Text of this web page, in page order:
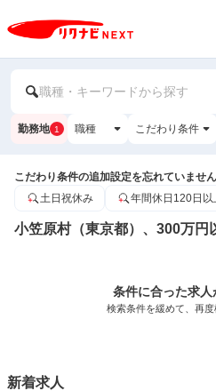
職種・キーワードから探す
勤務地 1 職種 こだわり条件
こだわり条件の追加設定を忘れていませ
土日祝休み
年間休日120日以
小笠原村（東京都）、300万円
条件に合った求人
検索条件を緩めて、再
新着求人